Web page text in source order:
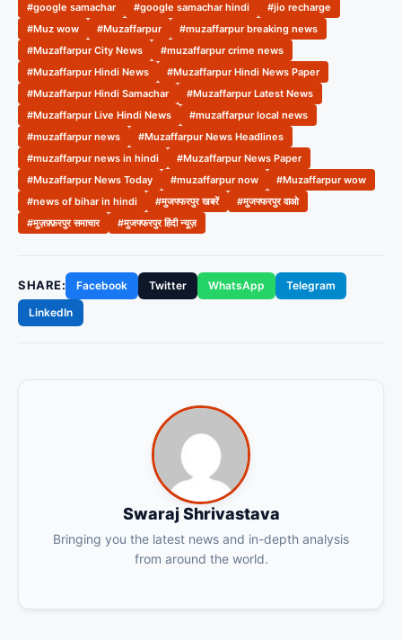
#google samachar
#google samachar hindi
#jio recharge
#Muz wow
#Muzaffarpur
#muzaffarpur breaking news
#Muzaffarpur City News
#muzaffarpur crime news
#Muzaffarpur Hindi News
#Muzaffarpur Hindi News Paper
#Muzaffarpur Hindi Samachar
#Muzaffarpur Latest News
#Muzaffarpur Live Hindi News
#muzaffarpur local news
#muzaffarpur news
#Muzaffarpur News Headlines
#muzaffarpur news in hindi
#Muzaffarpur News Paper
#Muzaffarpur News Today
#muzaffarpur now
#Muzaffarpur wow
#news of bihar in hindi
#मुजफ्फरपुर खबरें
#मुजफ्फरपुर वाओ
#मुज़फ़्फ़रपुर समाचार
#मुजफ्फरपुर हिंदी न्यूज़
SHARE: Facebook Twitter WhatsApp
Telegram
LinkedIn
Swaraj Shrivastava
Bringing you the latest news and in-depth analysis
from around the world.